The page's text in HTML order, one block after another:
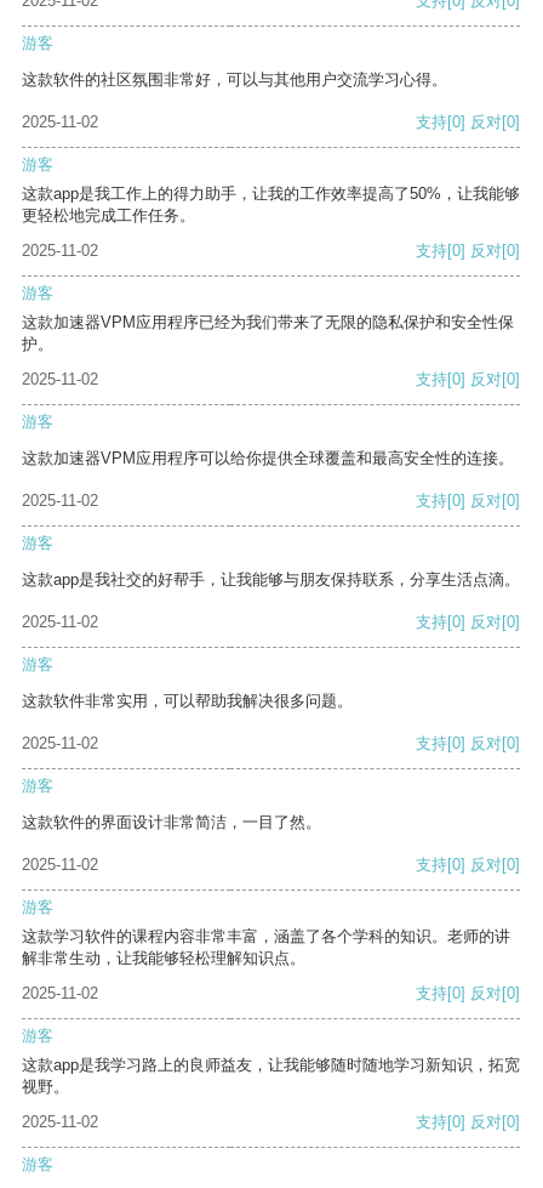
游客
这款软件的社区氛围非常好，可以与其他用户交流学习心得。
2025-11-02 支持[0] 反对[0]
游客
这款app是我工作上的得力助手，让我的工作效率提高了50%，让我能够
更轻松地完成工作任务。
2025-11-02
支持[0] 反对[0]
游客
这款加速器VPM应用程序已经为我们带来了无限的隐私保护和安全性保
护。
2025-11-02
支持[0] 反对[0]
游客
这款加速器VPM应用程序可以给你提供全球覆盖和最高安全性的连接。
2025-11-02 支持[0] 反对[0]
游客
这款app是我社交的好帮手，让我能够与朋友保持联系，分享生活点滴。
2025-11-02 支持[0] 反对[0]
游客
这款软件非常实用，可以帮助我解决很多问题。
2025-11-02 支持[0] 反对[0]
游客
这款软件的界面设计非常简洁，一目了然。
2025-11-02 支持[0] 反对[0]
游客
这款学习软件的课程内容非常丰富，涵盖了各个学科的知识。老师的讲
解非常生动，让我能够轻松理解知识点。
2025-11-02
支持[0] 反对[0]
游客
这款app是我学习路上的良师益友，让我能够随时随地学习新知识，拓宽
视野。
2025-11-02
支持[0] 反对[0]
游客